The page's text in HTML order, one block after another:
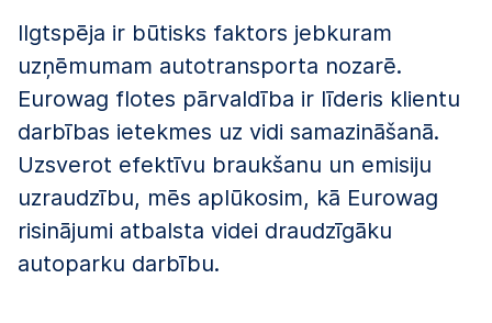
Ilgtspēja ir būtisks faktors jebkuram
uzņēmumam autotransporta nozarē.
Eurowag flotes pārvaldība ir līderis klientu
darbības ietekmes uz vidi samazināšanā.
Uzsverot efektīvu braukšanu un emisiju
uzraudzību, mēs aplūkosim, kā Eurowag
risinājumi atbalsta videi draudzīgāku
autoparku darbību.